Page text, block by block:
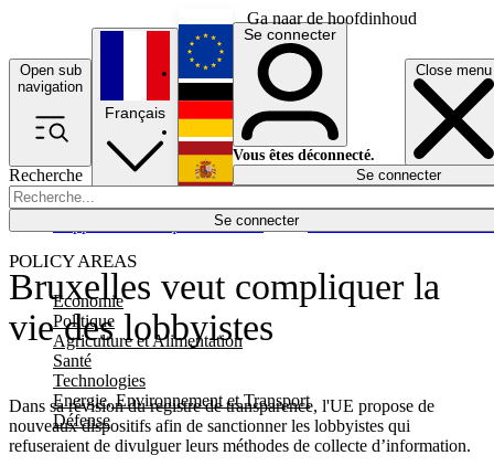
Ga naar de hoofdinhoud
Open sub
navigation
Close menu
Recherche
Se connecter
POLICY AREAS
Economie
Politique
Agriculture et Alimentation
Santé
Technologies
Energie, Environnement et Transport
Défense
Économie
Français
English
Deutsch
Español
Se connecter
Vous êtes déconnecté.
Se connecter
Bruxelles veut compliquer la
vie des lobbyistes
Dans sa révision du registre de transparence, l'UE propose de
nouveaux dispositifs afin de sanctionner les lobbyistes qui
refuseraient de divulguer leurs méthodes de collecte d’information.